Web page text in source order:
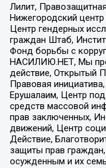
Лилит,
Нижегородский
Центр гендерных
граждан Штаб,
Фонд борьбы с
НАСИЛИЮ.НЕТ, Мы
действие, Открытый
Правовая
Ерушалаим, Центр
средств массовой
прав заключенных,
движений, Центр
Действие,
защиты прав
осужденным и их